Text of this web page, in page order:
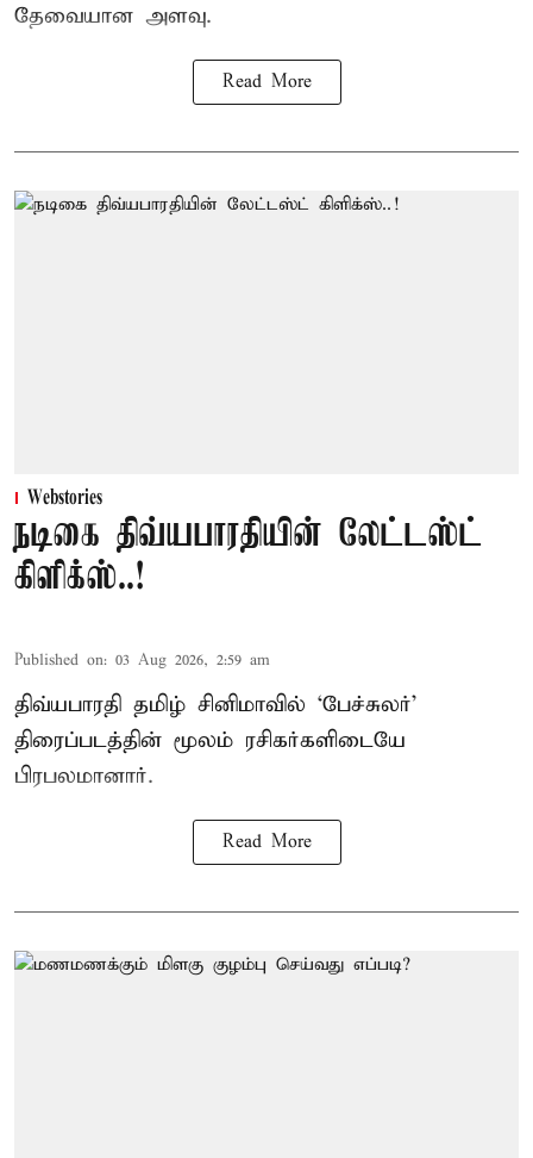
தேவையான அளவு.
Read More
Webstories
நடிகை திவ்யபாரதியின் லேட்டஸ்ட்
கிளிக்ஸ்..!
Published on: 03 Aug 2026, 2:59 am
திவ்யபாரதி தமிழ் சினிமாவில் ‘பேச்சுலர்’
திரைப்படத்தின் மூலம் ரசிகர்களிடையே
பிரபலமானார்.
Read More